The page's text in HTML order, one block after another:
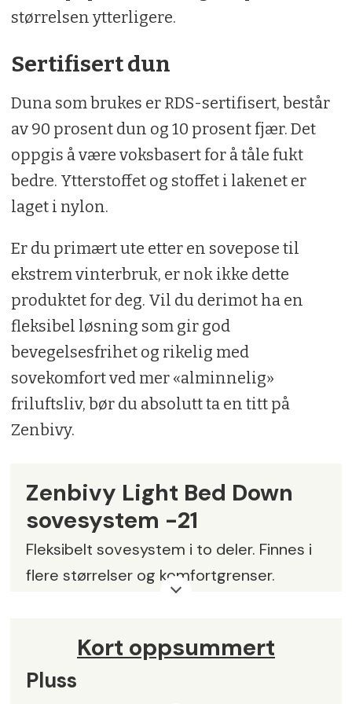
størrelsen ytterligere.
Sertifisert dun
Duna som brukes er RDS-sertifisert, består
av 90 prosent dun og 10 prosent fjær. Det
oppgis å være voksbasert for å tåle fukt
bedre. Ytterstoffet og stoffet i lakenet er
laget i nylon.
Er du primært ute etter en sovepose til
ekstrem vinterbruk, er nok ikke dette
produktet for deg. Vil du derimot ha en
fleksibel løsning som gir god
bevegelsesfrihet og rikelig med
sovekomfort ved mer «alminnelig»
friluftsliv, bør du absolutt ta en titt på
Zenbivy.
Zenbivy Light Bed Down
sovesystem -21
Fleksibelt sovesystem i to deler. Finnes i
flere størrelser og komfortgrenser.
pakkremmer)
Størrelse dyne:
Kort oppsummert
Pluss